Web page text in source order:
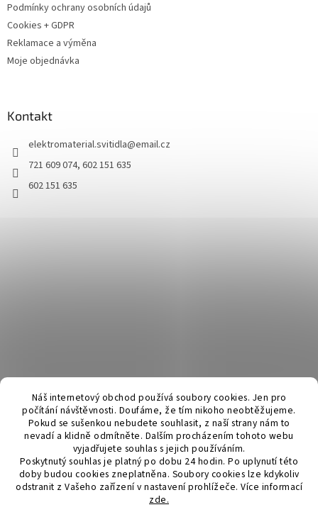
Náš internetový obchod používá soubory cookies. Jen pro
počítání návštěvnosti. Doufáme, že tím nikoho neobtěžujeme.
Pokud se sušenkou nebudete souhlasit, z naší strany nám to
nevadí a klidně odmítněte. Dalším procházením tohoto webu
vyjadřujete souhlas s jejich používáním.
Poskytnutý souhlas je platný po dobu 24 hodin. Po uplynutí této
doby budou cookies zneplatněna. Soubory cookies lze kdykoliv
odstranit z Vašeho zařízení v nastavení prohlížeče. Více informací
zde.
Podmínky ochrany osobních údajů
Cookies + GDPR
Reklamace a výměna
Moje objednávka
Kontakt
elektromaterial.svitidla@email.cz
721 609 074, 602 151 635
602 151 635